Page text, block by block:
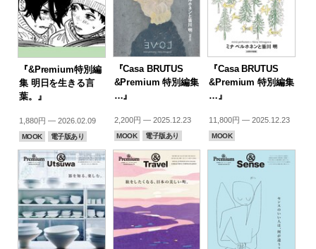
『&Premium特別編
集 明日を生きる言
葉。』
1,880円 — 2026.02.09
MOOK 電子版あり
『Casa BRUTUS
&Premium 特別編集
…』
2,200円 — 2025.12.23
MOOK 電子版あり
『Casa BRUTUS
&Premium 特別編集
…』
11,800円 — 2025.12.23
MOOK